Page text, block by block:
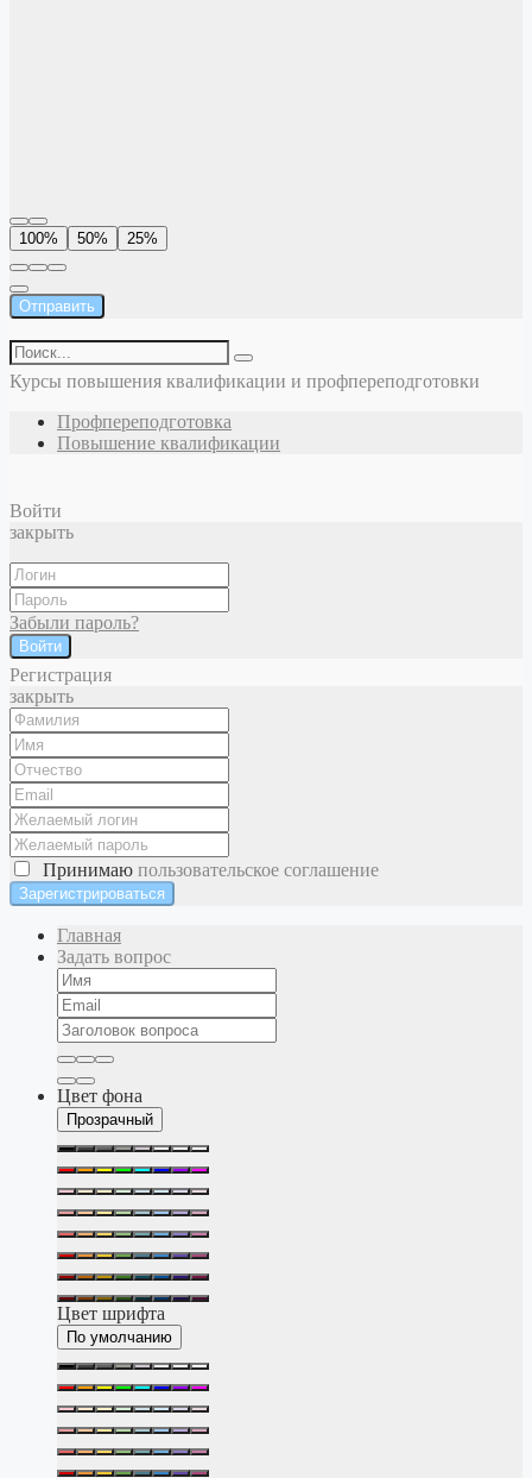
100% 50% 25%
Отправить
Курсы повышения квалификации и профпереподготовки
Профпереподготовка
Повышение квалификации
Войти
закрыть
Забыли пароль?
Войти
Регистрация
закрыть
Принимаю пользовательское соглашение
Главная
Задать вопрос
Цвет фона
Прозрачный
Цвет шрифта
По умолчанию